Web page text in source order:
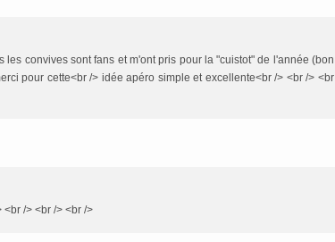
les convives sont fans et m'ont pris pour la "cuistot" de l'année (bon
pour cette<br /> idée apéro simple et excellente<br /> <br /> <br
<br /> <br /> <br />